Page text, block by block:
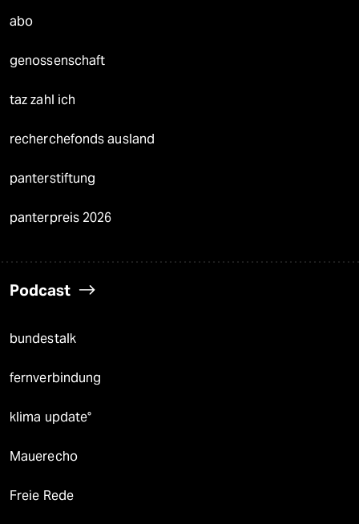
abo
genossenschaft
taz zahl ich
recherchefonds ausland
panterstiftung
panterpreis 2026
Podcast
bundestalk
fernverbindung
klima update°
Mauerecho
Freie Rede